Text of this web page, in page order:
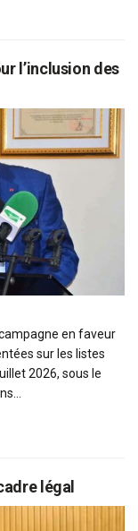
l’inclusion des
en faveur
sur les listes
2026, sous le
légal